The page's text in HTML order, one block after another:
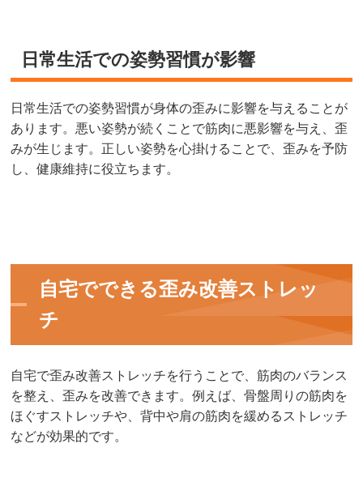
日常生活での姿勢習慣が影響
日常生活での姿勢習慣が身体の歪みに影響を与えることが
あります。悪い姿勢が続くことで筋肉に悪影響を与え、歪
みが生じます。正しい姿勢を心掛けることで、歪みを予防
し、健康維持に役立ちます。
自宅でできる歪み改善ストレッ
チ
自宅で歪み改善ストレッチを行うことで、筋肉のバランス
を整え、歪みを改善できます。例えば、骨盤周りの筋肉を
ほぐすストレッチや、背中や肩の筋肉を緩めるストレッチ
などが効果的です。